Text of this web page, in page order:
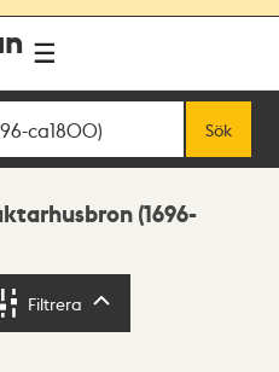
Sök
(1696-
Filtrera